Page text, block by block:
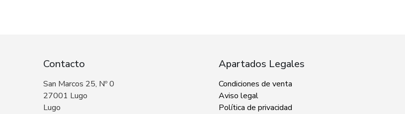
Contacto
San Marcos 25, Nº 0
27001 Lugo
Lugo
Apartados Legales
Condiciones de venta
Aviso legal
Política de privacidad